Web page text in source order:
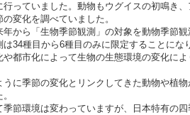
行っていました。動物もウグイスの初鳴き
変化を調べていました。
から「生物季節観測」の対象を動物季節
は34種目から6種目のみに限定することにな
都市化によって生物の生態環境の変化に
に季節の変化とリンクしてきた動物や植
節環境は変わっていますが、日本特有の